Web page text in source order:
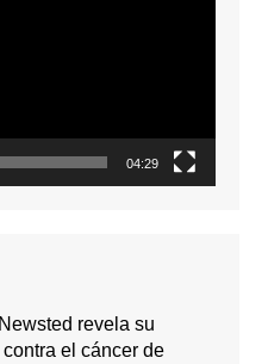
04:29
revela su
contra el cáncer de